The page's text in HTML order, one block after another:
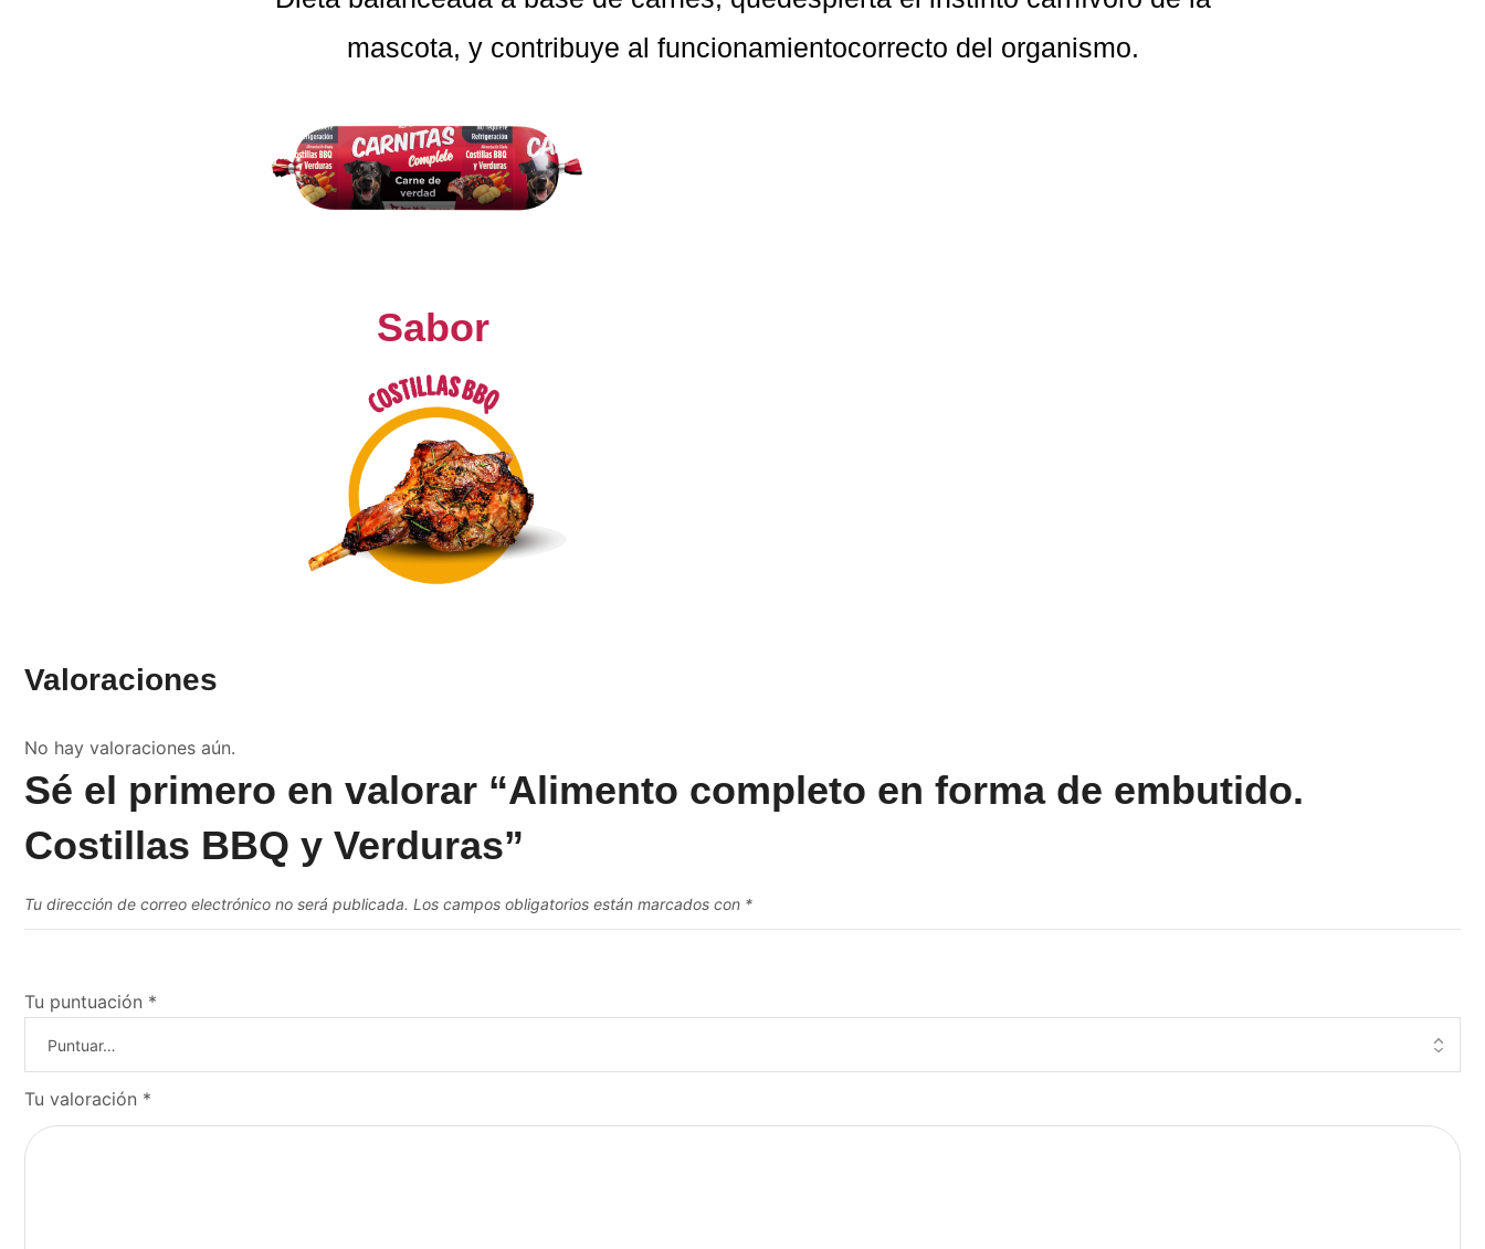
mascota, y contribuye al funcionamientocorrecto del organismo.
Sabor
Valoraciones
No hay valoraciones aún.
Sé el primero en valorar “Alimento completo en forma de embutido.
Costillas BBQ y Verduras”
Tu dirección de correo electrónico no será publicada. Los campos obligatorios están marcados con *
Tu puntuación *
Tu valoración *